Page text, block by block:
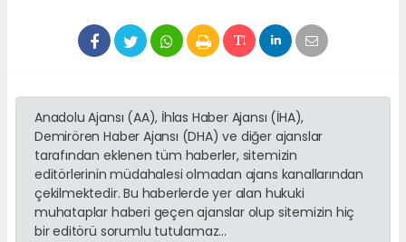
Anadolu Ajansı (AA), İhlas Haber Ajansı (İHA),
Demirören Haber Ajansı (DHA) ve diğer ajanslar
tarafından eklenen tüm haberler, sitemizin
editörlerinin müdahalesi olmadan ajans kanallarından
çekilmektedir. Bu haberlerde yer alan hukuki
muhataplar haberi geçen ajanslar olup sitemizin hiç
bir editörü sorumlu tutulamaz...